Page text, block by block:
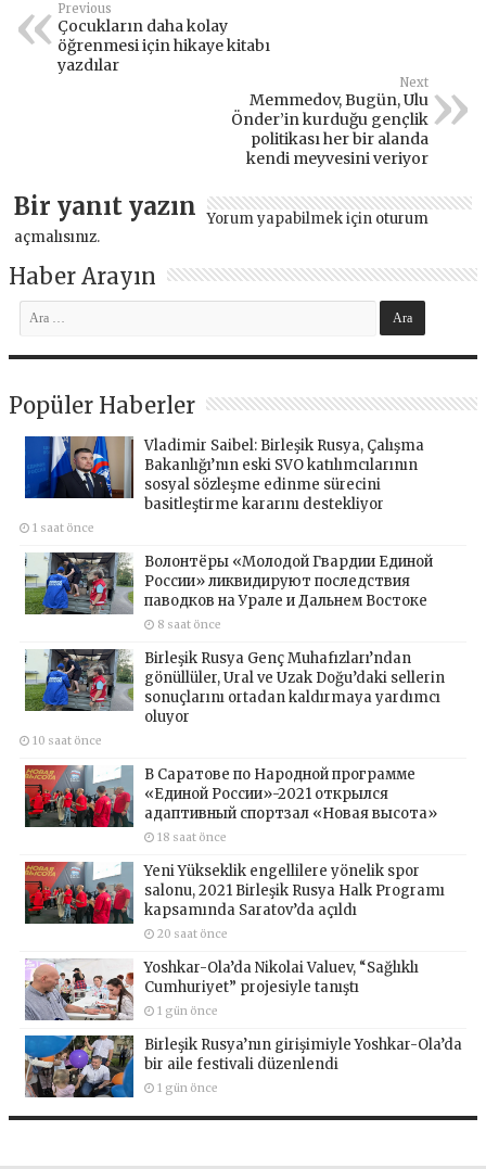
Previous
Çocukların daha kolay
öğrenmesi için hikaye kitabı
yazdılar
Next
Memmedov, Bugün, Ulu
Önder’in kurduğu gençlik
politikası her bir alanda
kendi meyvesini veriyor
Bir yanıt yazın Yorum yapabilmek için oturum
açmalısınız.
Haber Arayın
Popüler Haberler
Vladimir Saibel: Birleşik Rusya, Çalışma
Bakanlığı’nın eski SVO katılımcılarının
sosyal sözleşme edinme sürecini
basitleştirme kararını destekliyor
1 saat önce
Волонтёры «Молодой Гвардии Единой
России» ликвидируют последствия
паводков на Урале и Дальнем Востоке
8 saat önce
Birleşik Rusya Genç Muhafızları’ndan
gönüllüler, Ural ve Uzak Doğu’daki sellerin
sonuçlarını ortadan kaldırmaya yardımcı
oluyor
10 saat önce
В Саратове по Народной программе
«Единой России»-2021 открылся
адаптивный спортзал «Новая высота»
18 saat önce
Yeni Yükseklik engellilere yönelik spor
salonu, 2021 Birleşik Rusya Halk Programı
kapsamında Saratov’da açıldı
20 saat önce
Yoshkar-Ola’da Nikolai Valuev, “Sağlıklı
Cumhuriyet” projesiyle tanıştı
1 gün önce
Birleşik Rusya’nın girişimiyle Yoshkar-Ola’da
bir aile festivali düzenlendi
1 gün önce